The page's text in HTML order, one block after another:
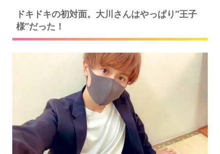
ドキドキの初対面。大川さんはやっぱり”王子
様”だった！